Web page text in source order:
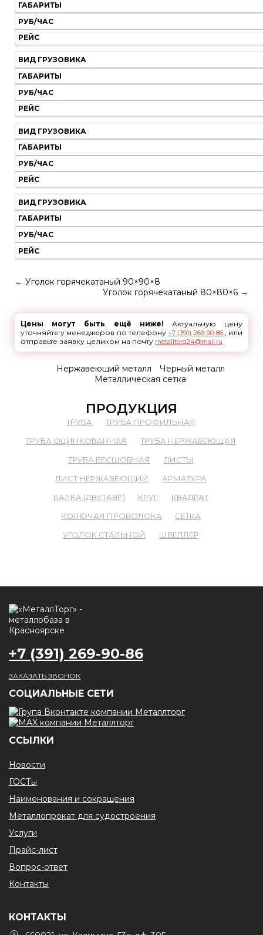
ГАБАРИТЫ
РУБ/ЧАС
РЕЙС
ВИД ГРУЗОВИКА
ГАБАРИТЫ
РУБ/ЧАС
РЕЙС
ВИД ГРУЗОВИКА
ГАБАРИТЫ
РУБ/ЧАС
РЕЙС
ВИД ГРУЗОВИКА
ГАБАРИТЫ
РУБ/ЧАС
РЕЙС
← Уголок горячекатаный 90×90×8
Уголок горячекатаный 80×80×6 →
Цены могут быть ещё ниже! Актуальную цену
уточняйте у менеджеров по телефону +7 (391) 269-90-86 , или
отправьте заявку целиком на почту metalltorg24@mail.ru
Нержавеющий металл
Черный металл
Металлическая сетка
ПРОДУКЦИЯ
ТРУБА
ТРУБА ПРОФИЛЬНАЯ
ТРУБА ОЦИНКОВАННАЯ
ТРУБА НЕРЖАВЕЮЩАЯ
ТРУБА БЕСШОВНАЯ
ЛИСТЫ
ЛИСТ НЕРЖАВЕЮЩИЙ
АРМАТУРА
БАЛКА (ДВУТАВР)
КРУГ
КВАДРАТ
КОЛЮЧАЯ ПРОВОЛОКА
СЕТКА
УГОЛОК СТАЛЬНОЙ
ШВЕЛЛЕР
+7 (391) 269-90-86
ЗАКАЗАТЬ ЗВОНОК
CОЦИАЛЬНЫЕ СЕТИ
ССЫЛКИ
Новости
ГОСТы
Наименования и сокращения
Металлопрокат для судостроения
Услуги
Прайс-лист
Вопрос-ответ
Контакты
КОНТАКТЫ